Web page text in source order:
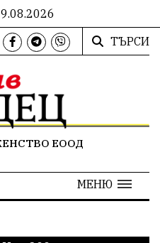
ТЪРСИ
ЕООД
МЕНЮ